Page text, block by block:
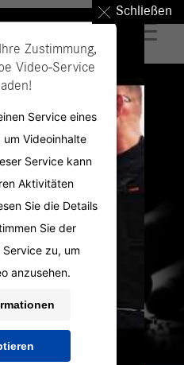
Schließen
Zustimmung,
Video-Service
Service eines
Videoinhalte
Service kann
Aktivitäten
Sie die Details
Sie der
zu, um
anzusehen.
Summe seiner